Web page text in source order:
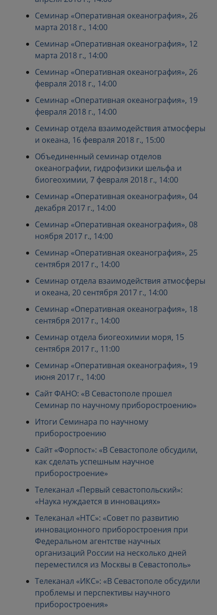
Семинар «Оперативная океанография», 26
марта 2018 г., 14:00
Семинар «Оперативная океанография», 12
марта 2018 г., 14:00
Семинар «Оперативная океанография», 26
февраля 2018 г., 14:00
Семинар «Оперативная океанография», 19
февраля 2018 г., 14:00
Семинар отдела взаимодействия атмосферы
и океана, 16 февраля 2018 г., 15:00
Объединенный семинар отделов
океанографии, гидрофизики шельфа и
биогеохимии, 7 февраля 2018 г., 14:00
Семинар «Оперативная океанография», 04
декабря 2017 г., 14:00
Семинар «Оперативная океанография», 08
ноября 2017 г., 14:00
Семинар «Оперативная океанография», 25
сентября 2017 г., 14:00
Семинар отдела взаимодействия атмосферы
и океана, 20 сентября 2017 г., 14:00
Семинар «Оперативная океанография», 18
сентября 2017 г., 14:00
Семинар отдела биогеохимии моря, 15
сентября 2017 г., 11:00
Семинар «Оперативная океанография», 19
июня 2017 г., 14:00
Сайт ФАНО: «В Севастополе прошел
Семинар по научному приборостроению»
Итоги Семинара по научному
приборостроению
Сайт «Форпост»: «В Севастополе обсудили,
как сделать успешным научное
приборостроение»
Телеканал «Первый севастопольский»:
«Наука нуждается в инновациях»
Телеканал «НТС»: «Совет по развитию
инновационного приборостроения при
Федеральном агентстве научных
организаций России на несколько дней
переместился из Москвы в Севастополь»
Телеканал «ИКС»: «В Севастополе обсудили
проблемы и перспективы научного
приборостроения»